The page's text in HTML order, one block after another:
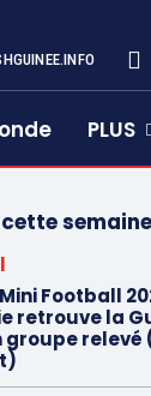
PLUS
semaine
Football
retrouve la
groupe